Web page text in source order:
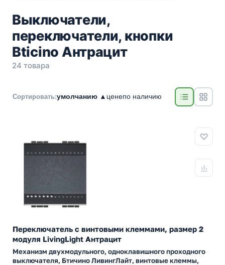
Выключатели,
переключатели, кнопки
Bticino Антрацит
24 товара
Сортировать:умолчанию ▲ ценепо наличию
Переключатель с винтовыми клеммами, размер 2
модуля LivingLight Антрацит
Механизм двухмодульного, одноклавишного проходного
выключателя, Бтичино ЛивингЛайт, винтовые клеммы,